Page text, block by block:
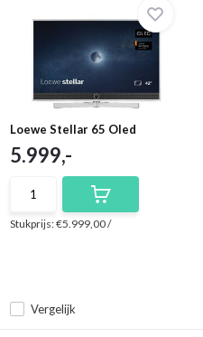
Loewe Stellar 65 Oled
Vergelijk
5.999,-
Stukprijs:€5.999,00/